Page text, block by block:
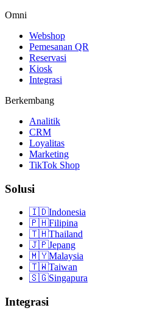
Omni
Webshop
Pemesanan QR
Reservasi
Kiosk
Integrasi
Berkembang
Analitik
CRM
Loyalitas
Marketing
TikTok Shop
Solusi
🇮🇩Indonesia
🇵🇭Filipina
🇹🇭Thailand
🇯🇵Jepang
🇲🇾Malaysia
🇹🇼Taiwan
🇸🇬Singapura
Integrasi